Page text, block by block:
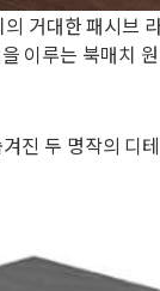
거대한 패시브
이루는 북매치
진 두 명작의 디